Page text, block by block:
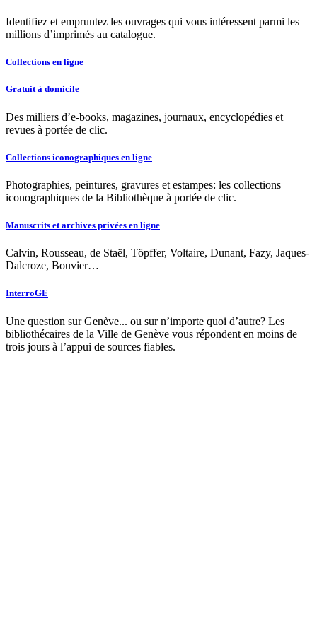
Identifiez et empruntez les ouvrages qui vous intéressent parmi les
millions d’imprimés au catalogue.
Collections en ligne
Gratuit à domicile
Des milliers d’e-books, magazines, journaux, encyclopédies et
revues à portée de clic.
Collections iconographiques en ligne
Photographies, peintures, gravures et estampes: les collections
iconographiques de la Bibliothèque à portée de clic.
Manuscrits et archives privées en ligne
Calvin, Rousseau, de Staël, Töpffer, Voltaire, Dunant, Fazy, Jaques-
Dalcroze, Bouvier…
InterroGE
Une question sur Genève... ou sur n’importe quoi d’autre? Les
bibliothécaires de la Ville de Genève vous répondent en moins de
trois jours à l’appui de sources fiables.